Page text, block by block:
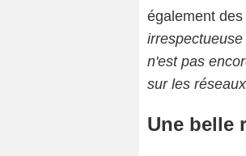
également
n'est pas
sur les
Une belle